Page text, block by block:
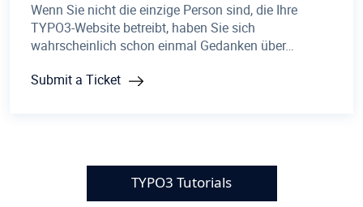
Wenn Sie nicht die einzige Person sind, die Ihre
TYPO3-Website betreibt, haben Sie sich
wahrscheinlich schon einmal Gedanken über…
Submit a Ticket
TYPO3 Tutorials